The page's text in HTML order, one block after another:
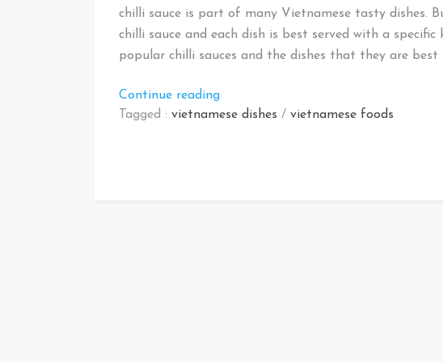
chilli sauce is part of many Vietnamese tasty dishes.
chilli sauce and each dish is best served with a
popular chilli sauces and the dishes that they are best
Continue reading“Vietnamese
chilli
Tagged : vietnamese dishes / vietnamese foods